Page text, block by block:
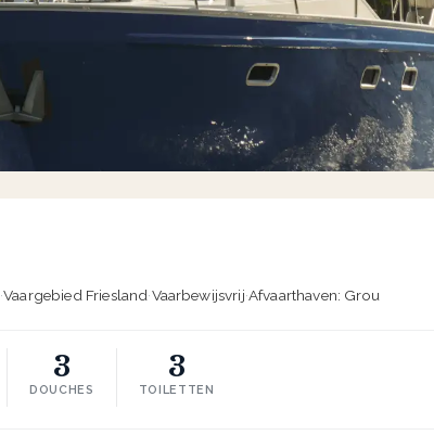
·Vaargebied Friesland·Vaarbewijsvrij·Afvaarthaven: Grou
3
DOUCHES
3
TOILETTEN